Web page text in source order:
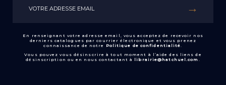
En renseignant votre adresse email, vous acceptez de recevoir nos
derniers catalogues par courrier électronique et vous prenez
connaissance de notre
Politique de confidentialité
Vous pouvez vous désinscrire à tout moment à l’aide des liens de
désinscription ou en nous contactant à librairie@hatchuel.com